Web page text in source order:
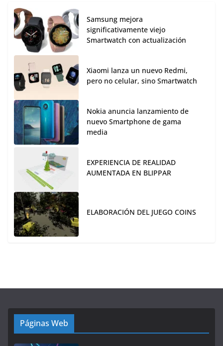
Samsung mejora
significativamente viejo
Smartwatch con actualización
Xiaomi lanza un nuevo Redmi,
pero no celular, sino Smartwatch
Nokia anuncia lanzamiento de
nuevo Smartphone de gama
media
EXPERIENCIA DE REALIDAD
AUMENTADA EN BLIPPAR
ELABORACIÓN DEL JUEGO COINS
Páginas Web